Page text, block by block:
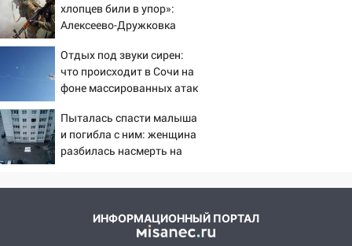
18:00
Мотофристайл, рок и силовой
экстрим: в Ульяновске пройдет
большой фестиваль «Наше время»
17:30
Где есть бензин в Ульяновске 5
августа после рабочего дня: список АЗС
17:05
«Обыск» по видеосвязи: в
Ульяновске задержали 19-летнюю
сообщницу мошенников
16:12 Едва не перерезал горло: в
знакомым закончились для женщины
хлопцев били в упор»:
Алексеево-Дружковка
«птах Мадьяра»
Отдых под звуки сирен:
что происходит в Сочи на
фоне массированных атак
Пыталась спасти малыша
и погибла с ним: женщина
разбилась насмерть на
ИНФОРМАЦИОННЫЙ ПОРТАЛ